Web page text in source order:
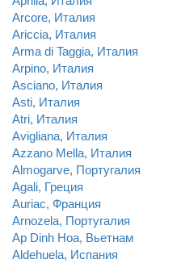
Arcore, Италия
Ariccia, Италия
Arma di Taggia, Италия
Arpino, Италия
Asciano, Италия
Asti, Италия
Atri, Италия
Avigliana, Италия
Azzano Mella, Италия
Almogarve, Португалия
Agali, Греция
Auriac, Франция
Arnozela, Португалия
Ap Dinh Hoa, Вьетнам
Aldehuela, Испания